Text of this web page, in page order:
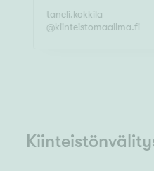
taneli.kokkila
@kiinteistomaailma.fi